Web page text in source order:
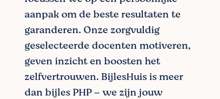
aanpak om de beste resultaten te
garanderen. Onze zorgvuldig
geselecteerde docenten motiveren,
geven inzicht en boosten het
zelfvertrouwen. BijlesHuis is meer
dan bijles PHP – we zijn jouw